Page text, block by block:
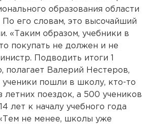
образования области
его словам, это высочайший
«Таким образом, учебники в
покупать не должен и не
Подводить итоги 1
полагает Валерий Нестеров,
пошли в школу, кто-то
летних поездок, а 500 учеников
лет к началу учебного года
не менее, школы уже